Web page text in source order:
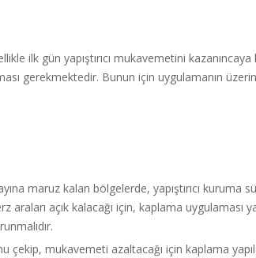
ilk gün yapıştırıcı mukavemetini kazanıncaya
gerekmektedir. Bunun için uygulamanın
maruz kalan bölgelerde, yapıştırıcı kuruma
açık kalacağı için, kaplama uygulaması
çekip, mukavemeti azaltacağı için kaplama